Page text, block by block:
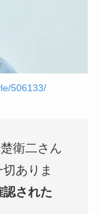
506133/
衛二さん
ありま
された